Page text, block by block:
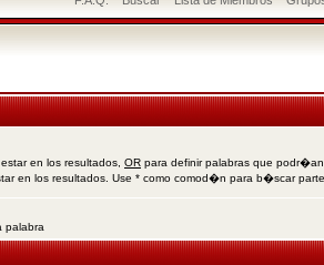
en los resultados, OR para definir palabras que
en los resultados. Use * como comod�n para b�scar
palabra